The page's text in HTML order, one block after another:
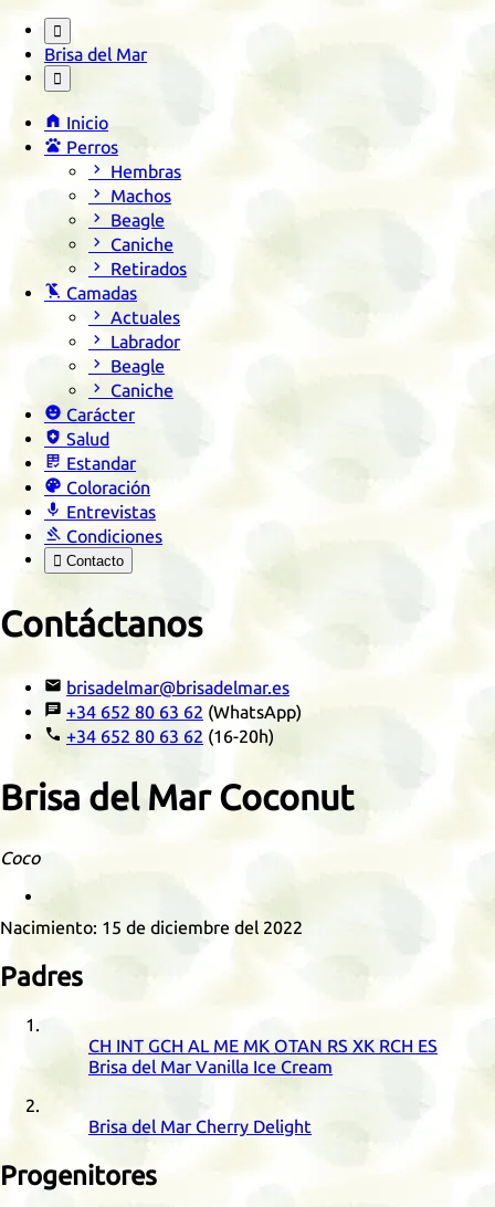

Brisa del Mar

 Inicio
 Perros
 Hembras
 Machos
 Beagle
 Caniche
 Retirados
 Camadas
 Actuales
 Labrador
 Beagle
 Caniche
 Carácter
 Salud
 Estandar
 Coloración
 Entrevistas
 Condiciones
 Contacto
Contáctanos
 brisadelmar@brisadelmar.es
 +34 652 80 63 62 (WhatsApp)
 +34 652 80 63 62 (16-20h)
Brisa del Mar Coconut
Coco
Nacimiento: 15 de diciembre del 2022
Padres
CH INT GCH AL ME MK OTAN RS XK RCH ES
Brisa del Mar Vanilla Ice Cream
Brisa del Mar Cherry Delight
Progenitores